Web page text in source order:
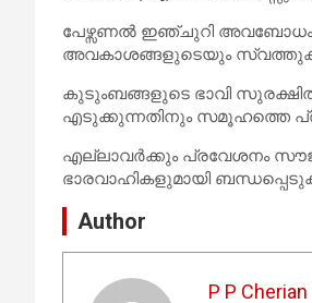
പേഴ്സണൽ ഇഞ്ചുറി
അവകാശങ്ങളുടെയും
കുടുംബങ്ങളുടെ ഭാവി
എടുക്കുന്നതിനും സമൂഹത്തെ
എല്ലാവർക്കും പ്രവേശനം
ഭാരവാഹികളുമായി
Author
P P Cherian